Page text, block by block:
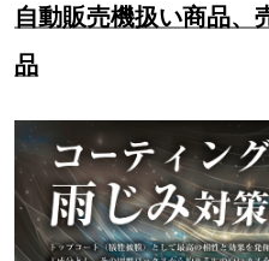
自動販売機扱い商品、
品